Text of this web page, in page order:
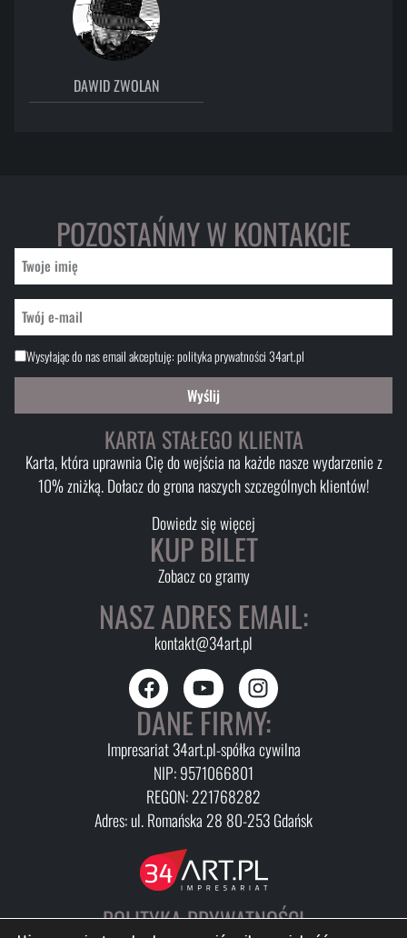
DAWID ZWOLAN
POZOSTAŃMY W KONTAKCIE
Wysyłając do nas email akceptuję:polityka prywatności 34art.pl
Wyślij
KARTA STAŁEGO KLIENTA
Karta, która uprawnia Cię do wejścia na każde nasze wydarzenie z
10% zniżką. Dołacz do grona naszych szczególnych klientów!
Dowiedz się więcej
KUP BILET
Zobacz co gramy
NASZ ADRES EMAIL:
kontakt@34art.pl
DANE FIRMY:
Impresariat 34art.pl-spółka cywilna
NIP: 9571066801
REGON: 221768282
Adres: ul. Romańska 28 80-253 Gdańsk
POLITYKA PRYWATNOŚCI